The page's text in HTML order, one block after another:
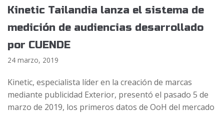
Kinetic Tailandia lanza el sistema de
medición de audiencias desarrollado
por CUENDE
24 marzo, 2019
Kinetic, especialista líder en la creación de marcas
mediante publicidad Exterior, presentó el pasado 5 de
marzo de 2019, los primeros datos de OoH del mercado